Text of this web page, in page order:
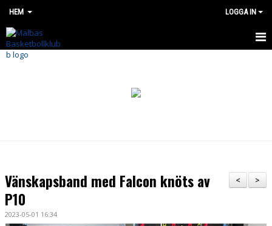
HEM LOGGA IN
HEM
MALBAS MADNESS CUP
SOMMARLÄGER 2026
>
<
Vänskapsband med Falcon knöts av
P10
2023-05-01 16:34